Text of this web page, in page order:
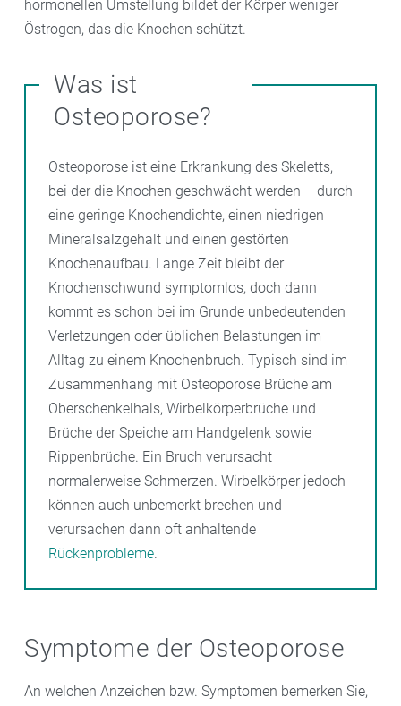
hormonellen Umstellung bildet der Körper weniger
Östrogen, das die Knochen schützt.
Was ist
Osteoporose?
Osteoporose ist eine Erkrankung des Skeletts,
bei der die Knochen geschwächt werden – durch
eine geringe Knochendichte, einen niedrigen
Mineralsalzgehalt und einen gestörten
Knochenaufbau. Lange Zeit bleibt der
Knochenschwund symptomlos, doch dann
kommt es schon bei im Grunde unbedeutenden
Verletzungen oder üblichen Belastungen im
Alltag zu einem Knochenbruch. Typisch sind im
Zusammenhang mit Osteoporose Brüche am
Oberschenkelhals, Wirbelkörperbrüche und
Brüche der Speiche am Handgelenk sowie
Rippenbrüche. Ein Bruch verursacht
normalerweise Schmerzen. Wirbelkörper jedoch
können auch unbemerkt brechen und
verursachen dann oft anhaltende
Rückenprobleme.
Symptome der Osteoporose
An welchen Anzeichen bzw. Symptomen bemerken Sie,